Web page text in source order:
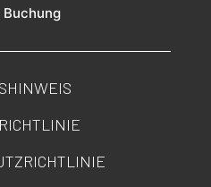
Buchung